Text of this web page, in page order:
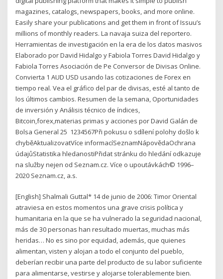
magazines, catalogs, newspapers, books, and more online.
Easily share your publications and get them in front of Issuu’s
millions of monthly readers. La navaja suiza del reportero.
Herramientas de investigación en la era de los datos masivos
Elaborado por David Hidalgo y Fabiola Torres David Hidalgo y
Fabiola Torres Asociación de Pe Conversor de Divisas Online.
Convierta 1 AUD USD usando las cotizaciones de Forex en
tiempo real. Vea el gráfico del par de divisas, esté al tanto de
los últimos cambios. Resumen de la semana, Oportunidades
de inversión y Análisis técnico de índices,
Bitcoin,forex,materias primas y acciones por David Galán de
Bolsa General 25 1234567Při pokusu o sdílení polohy došlo k
chyběAktualizovatVíce informacíSeznamNápovědaOchrana
údajůStatistika hledanostiPřidat stránku do hledání odkazuje
na služby nejen od Seznam.cz. Více o upoutávkách© 1996–
2020 Seznam.cz, a.s.
[English] Shalmali Guttal* 14 de junio de 2006: Timor Oriental
atraviesa en estos momentos una grave crisis política y
humanitaria en la que se ha vulnerado la seguridad nacional,
más de 30 personas han resultado muertas, muchas más
heridas… No es sino por equidad, además, que quienes
alimentan, visten y alojan a todo el conjunto del pueblo,
deberían recibir una parte del producto de su labor suficiente
para alimentarse, vestirse y alojarse tolerablemente bien.